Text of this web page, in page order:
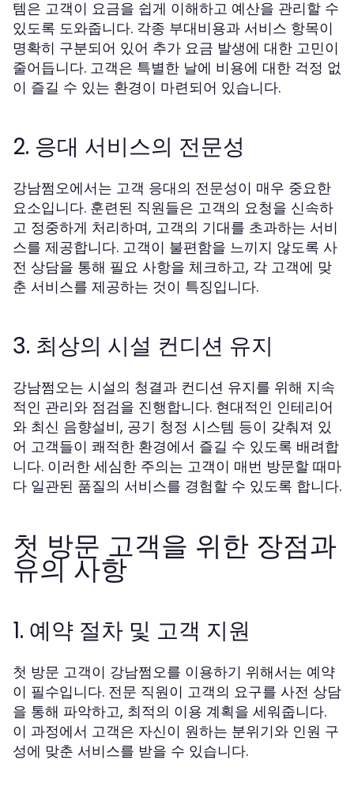
템은 고객이 요금을 쉽게 이해하고 예산을 관리할 수
있도록 도와줍니다. 각종 부대비용과 서비스 항목이
명확히 구분되어 있어 추가 요금 발생에 대한 고민이
줄어듭니다. 고객은 특별한 날에 비용에 대한 걱정 없
이 즐길 수 있는 환경이 마련되어 있습니다.
2. 응대 서비스의 전문성
강남쩜오에서는 고객 응대의 전문성이 매우 중요한
요소입니다. 훈련된 직원들은 고객의 요청을 신속하
고 정중하게 처리하며, 고객의 기대를 초과하는 서비
스를 제공합니다. 고객이 불편함을 느끼지 않도록 사
전 상담을 통해 필요 사항을 체크하고, 각 고객에 맞
춘 서비스를 제공하는 것이 특징입니다.
3. 최상의 시설 컨디션 유지
강남쩜오는 시설의 청결과 컨디션 유지를 위해 지속
적인 관리와 점검을 진행합니다. 현대적인 인테리어
와 최신 음향설비, 공기 청정 시스템 등이 갖춰져 있
어 고객들이 쾌적한 환경에서 즐길 수 있도록 배려합
니다. 이러한 세심한 주의는 고객이 매번 방문할 때마
다 일관된 품질의 서비스를 경험할 수 있도록 합니다.
첫 방문 고객을 위한 장점과
유의 사항
1. 예약 절차 및 고객 지원
첫 방문 고객이 강남쩜오를 이용하기 위해서는 예약
이 필수입니다. 전문 직원이 고객의 요구를 사전 상담
을 통해 파악하고, 최적의 이용 계획을 세워줍니다.
이 과정에서 고객은 자신이 원하는 분위기와 인원 구
성에 맞춘 서비스를 받을 수 있습니다.